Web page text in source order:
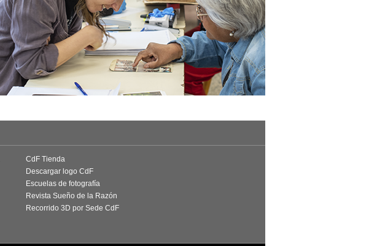
CdF Tienda
Descargar logo CdF
Escuelas de fotografía
Revista Sueño de la Razón
Recorrido 3D por Sede CdF